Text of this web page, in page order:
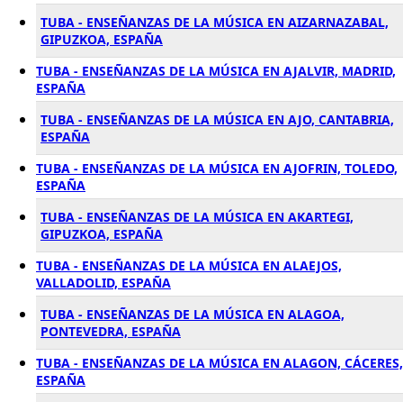
TUBA - ENSEÑANZAS DE LA MÚSICA EN AIZARNAZABAL,
GIPUZKOA, ESPAÑA
TUBA - ENSEÑANZAS DE LA MÚSICA EN AJALVIR, MADRID,
ESPAÑA
TUBA - ENSEÑANZAS DE LA MÚSICA EN AJO, CANTABRIA,
ESPAÑA
TUBA - ENSEÑANZAS DE LA MÚSICA EN AJOFRIN, TOLEDO,
ESPAÑA
TUBA - ENSEÑANZAS DE LA MÚSICA EN AKARTEGI,
GIPUZKOA, ESPAÑA
TUBA - ENSEÑANZAS DE LA MÚSICA EN ALAEJOS,
VALLADOLID, ESPAÑA
TUBA - ENSEÑANZAS DE LA MÚSICA EN ALAGOA,
PONTEVEDRA, ESPAÑA
TUBA - ENSEÑANZAS DE LA MÚSICA EN ALAGON, CÁCERES,
ESPAÑA